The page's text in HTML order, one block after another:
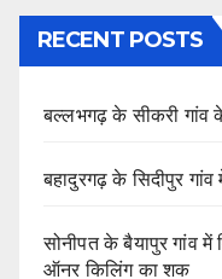
RECENT POSTS
बल्लभगढ़ के सीकरी
बहादुरगढ़ के सिदीपुर
सोनीपत के बैयापुर गांव में
ऑनर किलिंग का शक